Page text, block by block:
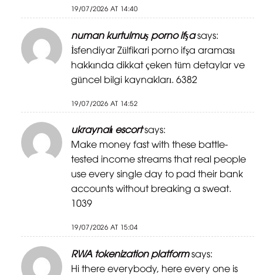
19/07/2026 AT 14:40
numan kurtulmuş porno ifşasays:
İsfendiyar Zülfikari porno ifşa araması
hakkında dikkat çeken tüm detaylar ve
güncel bilgi kaynakları. 6382
19/07/2026 AT 14:52
ukraynalı escortsays:
Make money fast with these battle-
tested income streams that real people
use every single day to pad their bank
accounts without breaking a sweat.
1039
19/07/2026 AT 15:04
RWA tokenization platformsays:
Hi there everybody, here every one is